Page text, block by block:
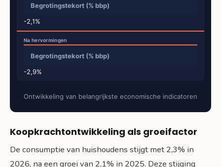
Begrotingstekort (% bbp)
-2,1%
Begrotingstekort (% bbp)
-2,9%
Ontwikkeling van belangrijkste economische indicatoren
Koopkrachtontwikkeling als groeifactor
De consumptie van huishoudens stijgt met 2,3% in
2026, na een groei van 2,1% in 2025. Deze stijging